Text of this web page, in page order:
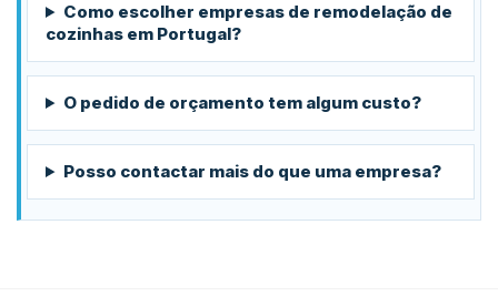
Como escolher empresas de remodelação de
cozinhas em Portugal?
O pedido de orçamento tem algum custo?
Posso contactar mais do que uma empresa?